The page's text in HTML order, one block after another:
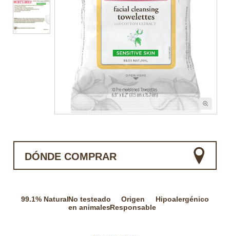
DÓNDE COMPRAR
99.1% NaturalNo testeado
en animales
Origen
Responsable
Hipoalergénico